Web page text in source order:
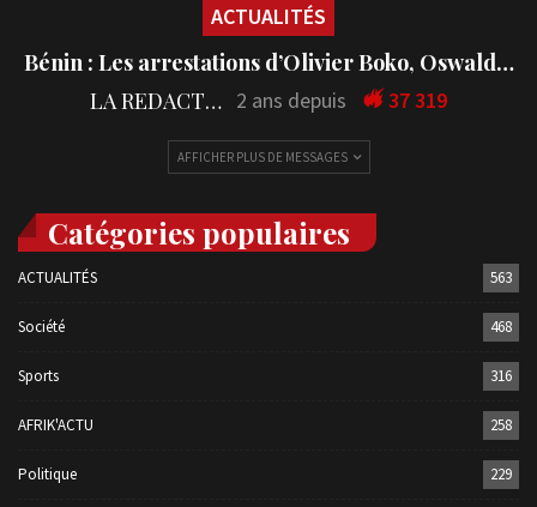
ACTUALITÉS
Bénin : Les arrestations d’Olivier Boko, Oswald…
LA REDACTION 2 ans depuis 37 319
AFFICHER PLUS DE MESSAGES
Catégories populaires
ACTUALITÉS 563
Société 468
Sports 316
AFRIK'ACTU 258
Politique 229